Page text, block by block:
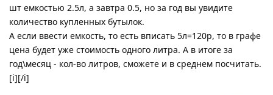
шт емкостью 2.5л, а завтра 0.5, но за год вы увидите
количество купленных бутылок.
А если ввести емкость, то есть вписать 5л=120р, то в графе
цена будет уже стоимость одного литра. А в итоге за
год\месяц - кол-во литров, сможете и в среднем посчитать.
[i][/i]